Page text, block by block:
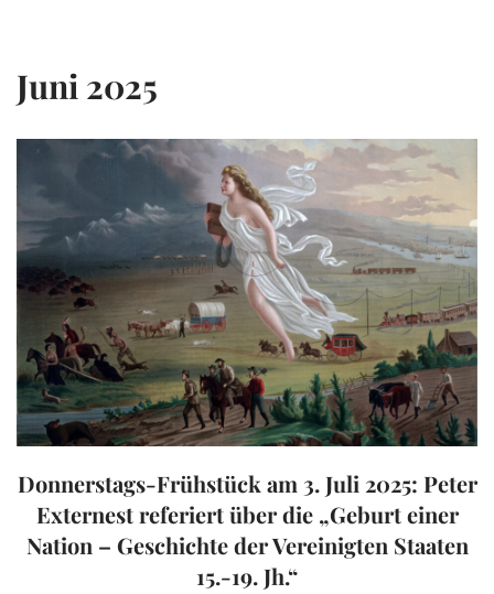
Inhalt
springen
Juni 2025
Donnerstags-Frühstück am 3. Juli 2025: Peter
Externest referiert über die „Geburt einer
Nation – Geschichte der Vereinigten Staaten
15.-19. Jh.“